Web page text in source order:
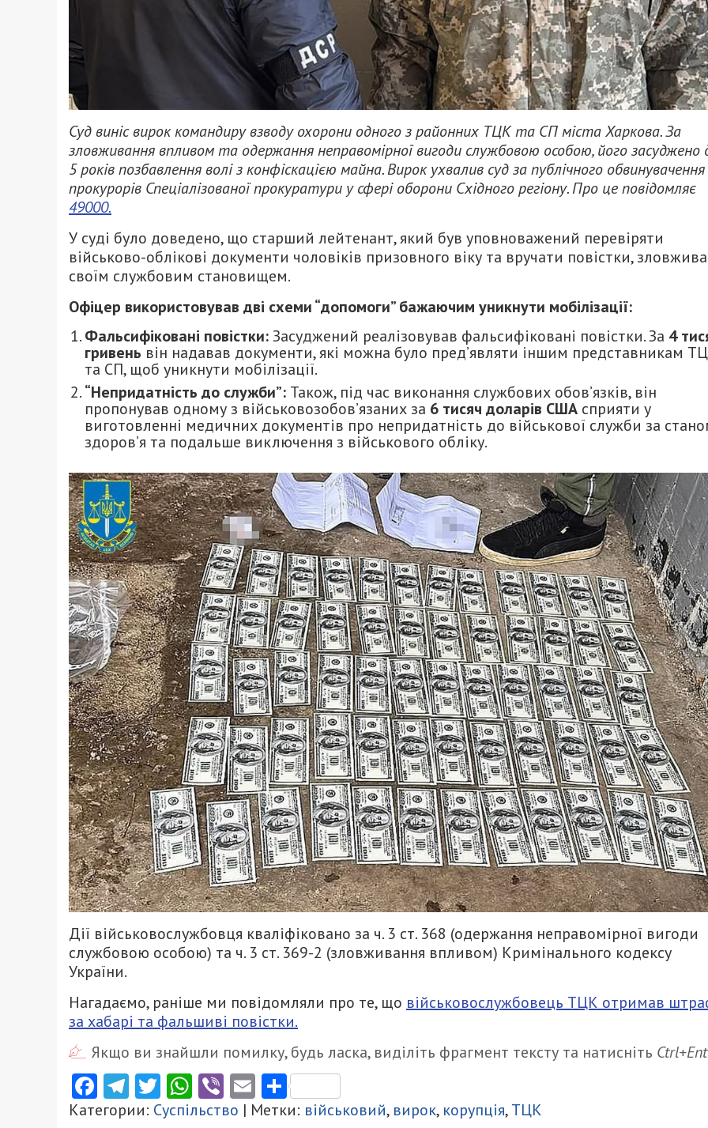
Суд виніс вирок командиру взводу охорони одного з районних ТЦК та СП міста Харкова. За
зловживання впливом та одержання неправомірної вигоди службовою особою, його засуджено
5 років позбавлення волі з конфіскацією майна. Вирок ухвалив суд за публічного обвинувачення
прокурорів Спеціалізованої прокуратури у сфері оборони Східного регіону. Про це повідомляє
49000.
У суді було доведено, що старший лейтенант, який був уповноважений перевіряти
військово-облікові документи чоловіків призовного віку та вручати повістки,
своїм службовим становищем.
Офіцер використовував дві схеми “допомоги” бажаючим уникнути мобілізації:
Фальсифіковані повістки:Засуджений реалізовував фальсифіковані повістки. За 4
гривень він надавав документи, які можна було пред’являти іншим представникам
та СП, щоб уникнути мобілізації.
“Непридатність до служби”: Також, під час виконання службових обов’язків, він
пропонував одному з військовозобов’язаних за 6 тисяч доларів США сприяти у
виготовленні медичних документів про непридатність до військової служби за
здоров’я та подальше виключення з військового обліку.
Дії військовослужбовця кваліфіковано за ч. 3 ст. 368 (одержання неправомірної вигоди
службовою особою) та ч. 3 ст. 369-2 (зловживання впливом) Кримінального кодексу
України.
Нагадаємо, раніше ми повідомляли про те, що військовослужбовець ТЦК отримав
за хабарі та фальшиві повістки.
Якщо ви знайшли помилку, будь ласка, виділіть фрагмент тексту та натисніть
Facebook
Telegram
Twitter
WhatsApp
ViberEmailПоділитися
Категории: Суспільство | Метки: військовий, вирок, корупція,ТЦК